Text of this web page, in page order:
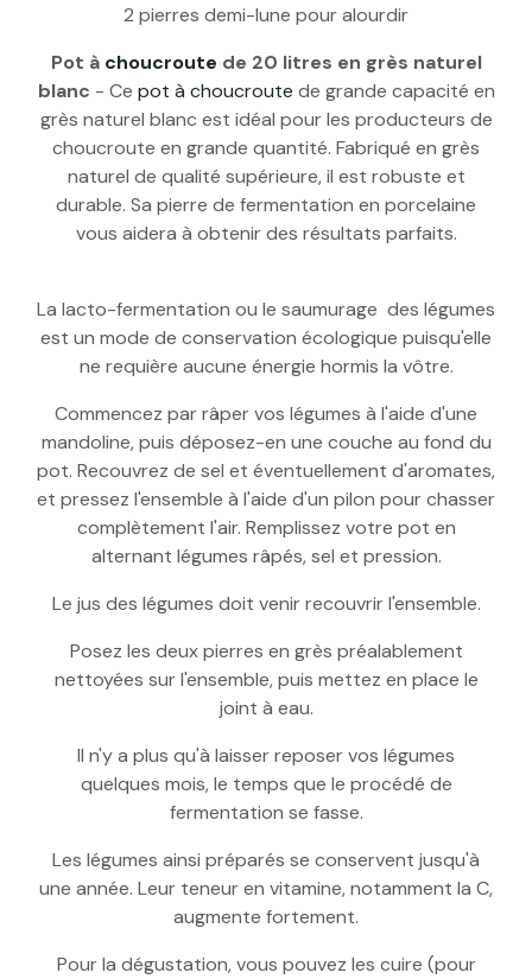
2 pierres demi-lune pour alourdir
Pot à choucroute de 20 litres en grès naturel
blanc - Ce pot à choucroute de grande capacité en
grès naturel blanc est idéal pour les producteurs de
choucroute en grande quantité. Fabriqué en grès
naturel de qualité supérieure, il est robuste et
durable. Sa pierre de fermentation en porcelaine
vous aidera à obtenir des résultats parfaits.
La lacto-fermentation ou le saumurage des légumes
est un mode de conservation écologique puisqu'elle
ne requière aucune énergie hormis la vôtre.
Commencez par râper vos légumes à l'aide d'une
mandoline, puis déposez-en une couche au fond du
pot. Recouvrez de sel et éventuellement d'aromates,
et pressez l'ensemble à l'aide d'un pilon pour chasser
complètement l'air. Remplissez votre pot en
alternant légumes râpés, sel et pression.
Le jus des légumes doit venir recouvrir l'ensemble.
Posez les deux pierres en grès préalablement
nettoyées sur l'ensemble, puis mettez en place le
joint à eau.
Il n'y a plus qu'à laisser reposer vos légumes
quelques mois, le temps que le procédé de
fermentation se fasse.
Les légumes ainsi préparés se conservent jusqu'à
une année. Leur teneur en vitamine, notamment la C,
augmente fortement.
Pour la dégustation, vous pouvez les cuire (pour